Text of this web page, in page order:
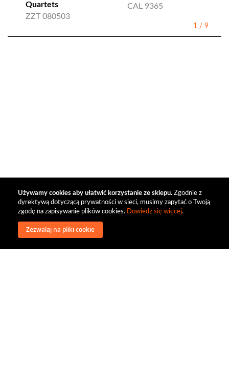
Używamy cookies aby ułatwić korzystanie ze sklepu. Zgodnie z
dyrektywą dotyczącą prywatności w sieci, musimy zapytać o Twoją
zgodę na zapisywanie plików cookies. Dowiedz się więcej.
Zezwalaj na pliki cookie
Quartets
ZZT 080503
CAL 9365
1 / 9